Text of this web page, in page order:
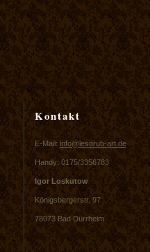
Kontakt
E-Mail:info@lesorub-art.de
Handy: 0175/3356783
Igor Loskutow
Königsbergerstr. 97
78073 Bad Dürrheim